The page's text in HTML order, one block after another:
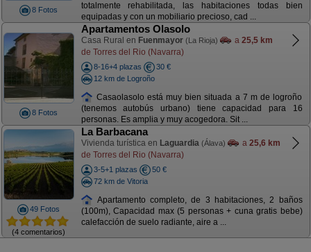
8 Fotos
totalmente rehabilitada, las habitaciones todas bien
equipadas y con un mobiliario precioso, cad ...
8 Fotos
Apartamentos Olasolo
Casa Rural en Fuenmayor (La Rioja) a 25,5 km
de Torres del Rio (Navarra)
8-16+4 plazas
30 €
12 km de Logroño
Casaolasolo está muy bien situada a 7 m de logroño
(tenemos autobús urbano) tiene capacidad para 16
personas. Es amplia y muy acogedora. Sit ...
49 Fotos
(4 comentarios)
La Barbacana
Vivienda turística en Laguardia (Álava) a 25,6 km
de Torres del Rio (Navarra)
3-5+1 plazas
50 €
72 km de Vitoria
Apartamento completo, de 3 habitaciones, 2 baños
(100m), Capacidad max (5 personas + cuna gratis bebe)
calefacción de suelo radiante, aire a ...